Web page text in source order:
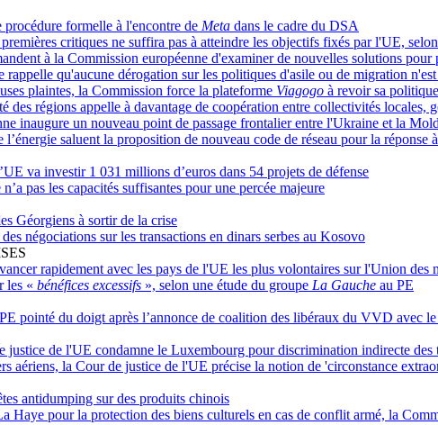
formelle à l'encontre de Meta dans le cadre du DSA
critiques ne suffira pas à atteindre les objectifs fixés par l'UE,
à la Commission européenne d'examiner de nouvelles solutions
rappelle qu'aucune dérogation sur les politiques d'asile ou de migration
plaintes, la Commission force la plateforme Viagogo à revoir sa
des régions appelle à davantage de coopération entre collectivités locales,
inaugure un nouveau point de passage frontalier entre l'Ukraine et la
l’énergie saluent la proposition de nouveau code de réseau pour la réponse
va investir 1 031 millions d’euros dans 54 projets de défense
pas les capacités suffisantes pour une percée majeure
Géorgiens à sortir de la crise
négociations sur les transactions en dinars serbes au Kosovo
rapidement avec les pays de l'UE les plus volontaires sur l'Union des
les « bénéfices excessifs », selon une étude du groupe La Gauche au PE
pointé du doigt après l’annonce de coalition des libéraux du VVD avec
justice de l'UE condamne le Luxembourg pour discrimination indirecte des
aériens, la Cour de justice de l'UE précise la notion de 'circonstance
antidumping sur des produits chinois
Haye pour la protection des biens culturels en cas de conflit armé, la